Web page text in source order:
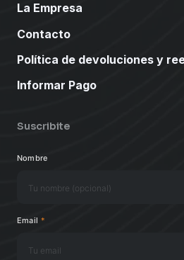
La Empresa
Contacto
Política de devoluciones y
Informar Pago
Suscribite
Nombre
Email *